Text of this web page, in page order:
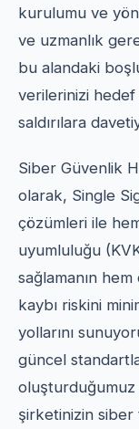
kurulumu ve
ve uzmanlık
bu alandaki
verilerinizi
saldırılara
Siber Güvenlik
olarak, Single
çözümleri ile
uyumluluğu
sağlamanın
kaybı riskini
yollarını
güncel
şirketinizin